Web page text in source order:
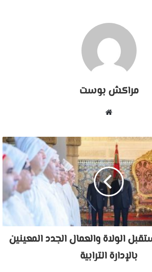
مراكش بوست
الولاة والعمال الجدد المعينين
بالإدارة الترابية